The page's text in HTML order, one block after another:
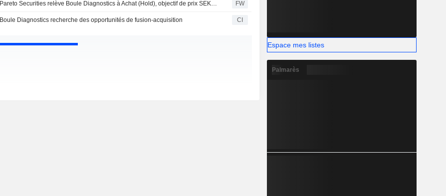
Pareto Securities relève Boule Diagnostics à Achat (Hold), objectif de prix SEK 9,5 (9) FW
Boule Diagnostics recherche des opportunités de fusion-acquisition CI
Espace mes listes
Palmarès